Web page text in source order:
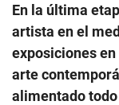
En la última
artista en el
exposiciones
arte
alimentado